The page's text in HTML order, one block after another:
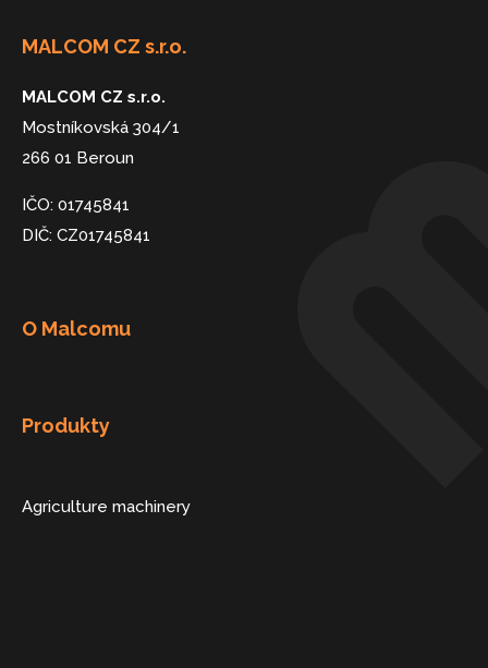
MALCOM CZ s.r.o.
MALCOM CZ s.r.o.
Mostníkovská 304/1
266 01 Beroun
IČO: 01745841
DIČ: CZ01745841
O Malcomu
Produkty
Agriculture machinery